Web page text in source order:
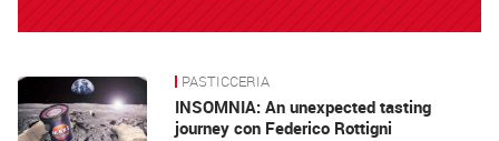
News PASTICCERIA
INSOMNIA: An unexpected tasting
journey con Federico Rottigni